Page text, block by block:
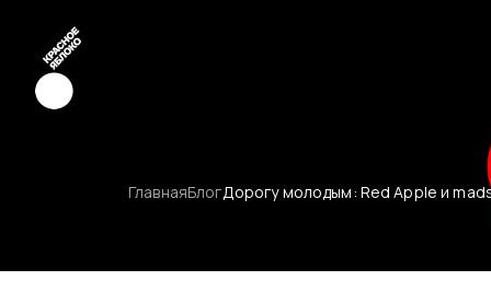
Медиа
Молодые
ГлавнаяБлогДорогу молодым: Red Apple и